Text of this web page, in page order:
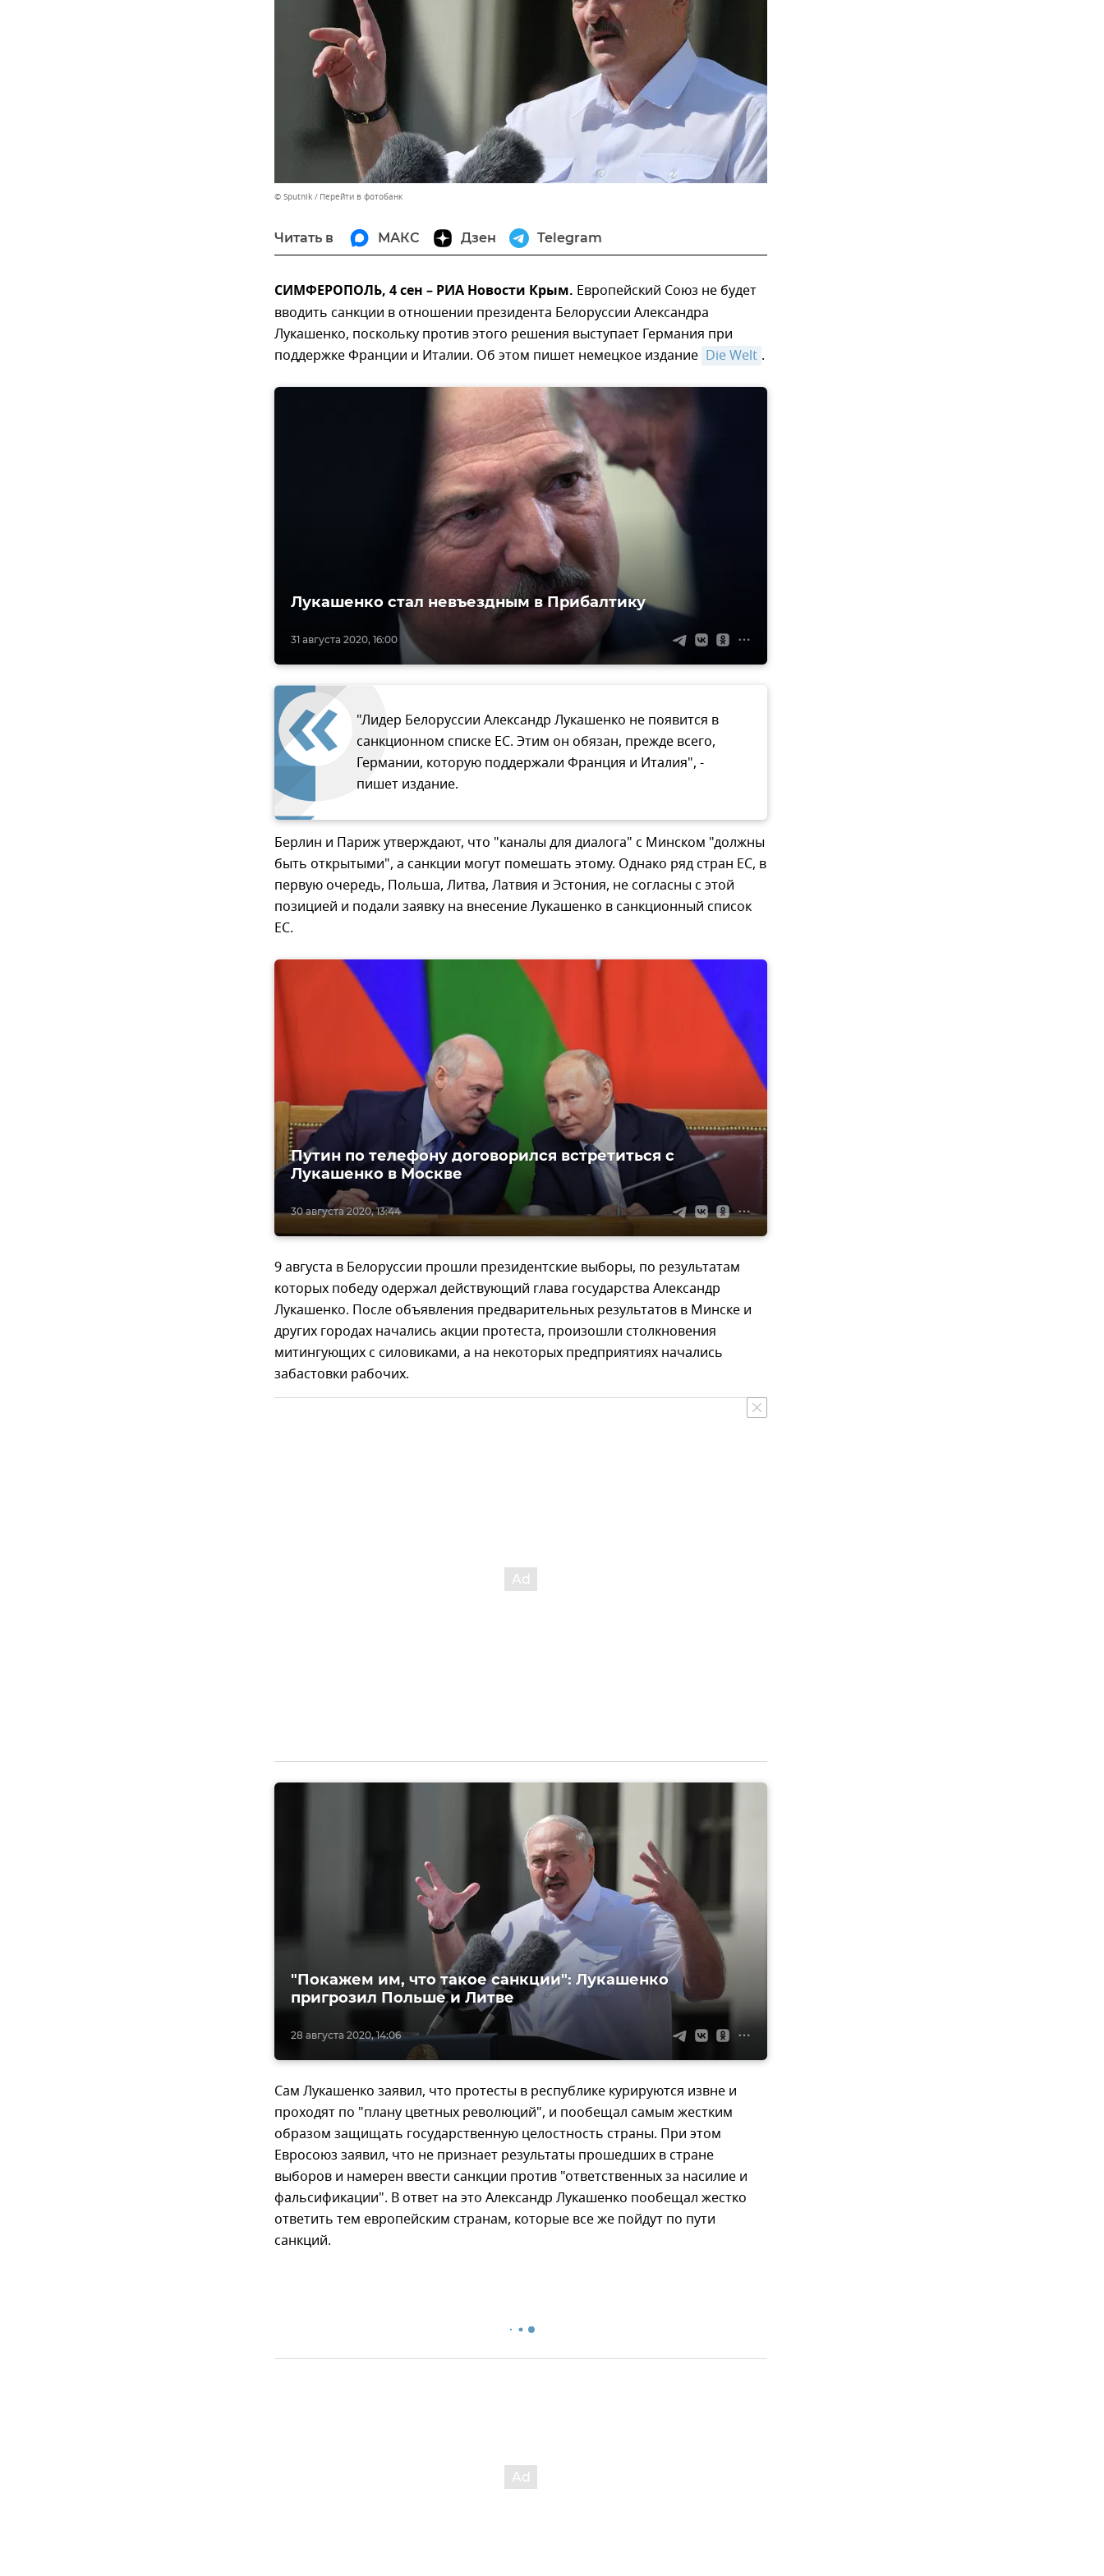
© Sputnik Перейти в фотобанк
Читать в МАКС Дзен Telegram
СИМФЕРОПОЛЬ, 4 сен – РИА Новости Крым. Европейский Союз не будет
вводить санкции в отношении президента Белоруссии Александра
Лукашенко, поскольку против этого решения выступает Германия при
поддержке Франции и Италии. Об этом пишет немецкое издание Die Welt .
31 августа 2020, 16:00
Лукашенко стал невъездным в Прибалтику
"Лидер Белоруссии Александр Лукашенко не появится в
санкционном списке ЕС. Этим он обязан, прежде всего,
Германии, которую поддержали Франция и Италия", -
пишет издание.
Берлин и Париж утверждают, что "каналы для диалога" с Минском "должны
быть открытыми", а санкции могут помешать этому. Однако ряд стран ЕС, в
первую очередь, Польша, Литва, Латвия и Эстония, не согласны с этой
позицией и подали заявку на внесение Лукашенко в санкционный список
ЕС.
30 августа 2020, 13:44
Путин по телефону договорился встретиться с
Лукашенко в Москве
9 августа в Белоруссии прошли президентские выборы, по результатам
которых победу одержал действующий глава государства Александр
Лукашенко. После объявления предварительных результатов в Минске и
других городах начались акции протеста, произошли столкновения
митингующих с силовиками, а на некоторых предприятиях начались
забастовки рабочих.
28 августа 2020, 14:06
"Покажем им, что такое санкции": Лукашенко
пригрозил Польше и Литве
Сам Лукашенко заявил, что протесты в республике курируются извне и
проходят по "плану цветных революций", и пообещал самым жестким
образом защищать государственную целостность страны. При этом
Евросоюз заявил, что не признает результаты прошедших в стране
выборов и намерен ввести санкции против "ответственных за насилие и
фальсификации". В ответ на это Александр Лукашенко пообещал жестко
ответить тем европейским странам, которые все же пойдут по пути
санкций.